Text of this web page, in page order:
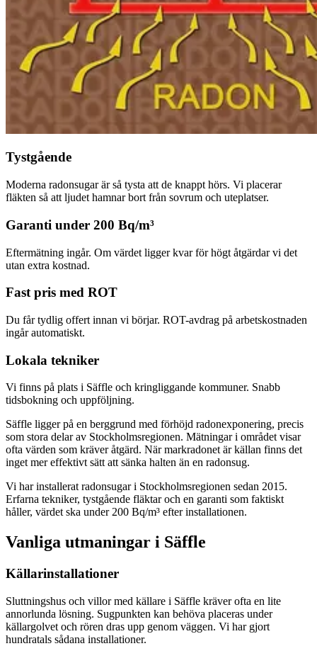
Tystgående
Moderna radonsugar är så tysta att de knappt hörs. Vi placerar
fläkten så att ljudet hamnar bort från sovrum och uteplatser.
Garanti under 200 Bq/m³
Eftermätning ingår. Om värdet ligger kvar för högt åtgärdar vi det
utan extra kostnad.
Fast pris med ROT
Du får tydlig offert innan vi börjar. ROT-avdrag på arbetskostnaden
ingår automatiskt.
Lokala tekniker
Vi finns på plats i Säffle och kringliggande kommuner. Snabb
tidsbokning och uppföljning.
Säffle ligger på en berggrund med förhöjd radonexponering, precis
som stora delar av Stockholmsregionen. Mätningar i området visar
ofta värden som kräver åtgärd. När markradonet är källan finns det
inget mer effektivt sätt att sänka halten än en radonsug.
Vi har installerat radonsugar i Stockholmsregionen sedan 2015.
Erfarna tekniker, tystgående fläktar och en garanti som faktiskt
håller, värdet ska under 200 Bq/m³ efter installationen.
Vanliga utmaningar i Säffle
Källarinstallationer
Sluttningshus och villor med källare i Säffle kräver ofta en lite
annorlunda lösning. Sugpunkten kan behöva placeras under
källargolvet och rören dras upp genom väggen. Vi har gjort
hundratals sådana installationer.